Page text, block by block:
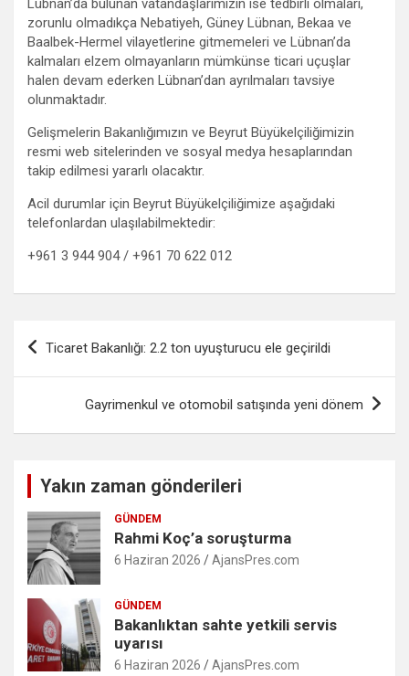
Lübnan’da bulunan vatandaşlarımızın ise tedbirli olmaları,
zorunlu olmadıkça Nebatiyeh, Güney Lübnan, Bekaa ve
Baalbek-Hermel vilayetlerine gitmemeleri ve Lübnan’da
kalmaları elzem olmayanların mümkünse ticari uçuşlar
halen devam ederken Lübnan’dan ayrılmaları tavsiye
olunmaktadır.
Gelişmelerin Bakanlığımızın ve Beyrut Büyükelçiliğimizin
resmi web sitelerinden ve sosyal medya hesaplarından
takip edilmesi yararlı olacaktır.
Acil durumlar için Beyrut Büyükelçiliğimize aşağıdaki
telefonlardan ulaşılabilmektedir:
+961 3 944 904 / +961 70 622 012
Yazı
Ticaret Bakanlığı: 2.2 ton uyuşturucu ele geçirildi
Gayrimenkul ve otomobil satışında yeni dönem
Yakın zaman gönderileri
GÜNDEM
Rahmi Koç’a soruşturma
6 Haziran 2026 AjansPres.com
GÜNDEM
Bakanlıktan sahte yetkili servis
uyarısı
6 Haziran 2026 AjansPres.com